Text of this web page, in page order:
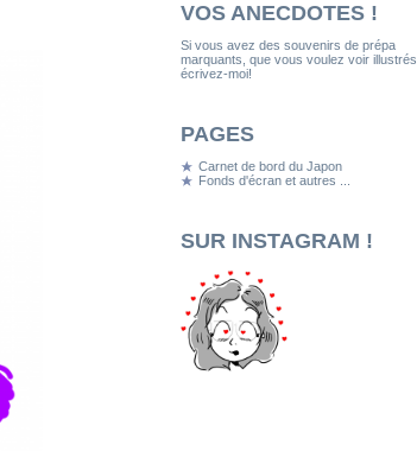
VOS ANECDOTES !
Si vous avez des souvenirs de prépa
marquants, que vous voulez voir illustrés,
écrivez-moi!
PAGES
Carnet de bord du Japon
Fonds d'écran et autres ...
SUR INSTAGRAM !